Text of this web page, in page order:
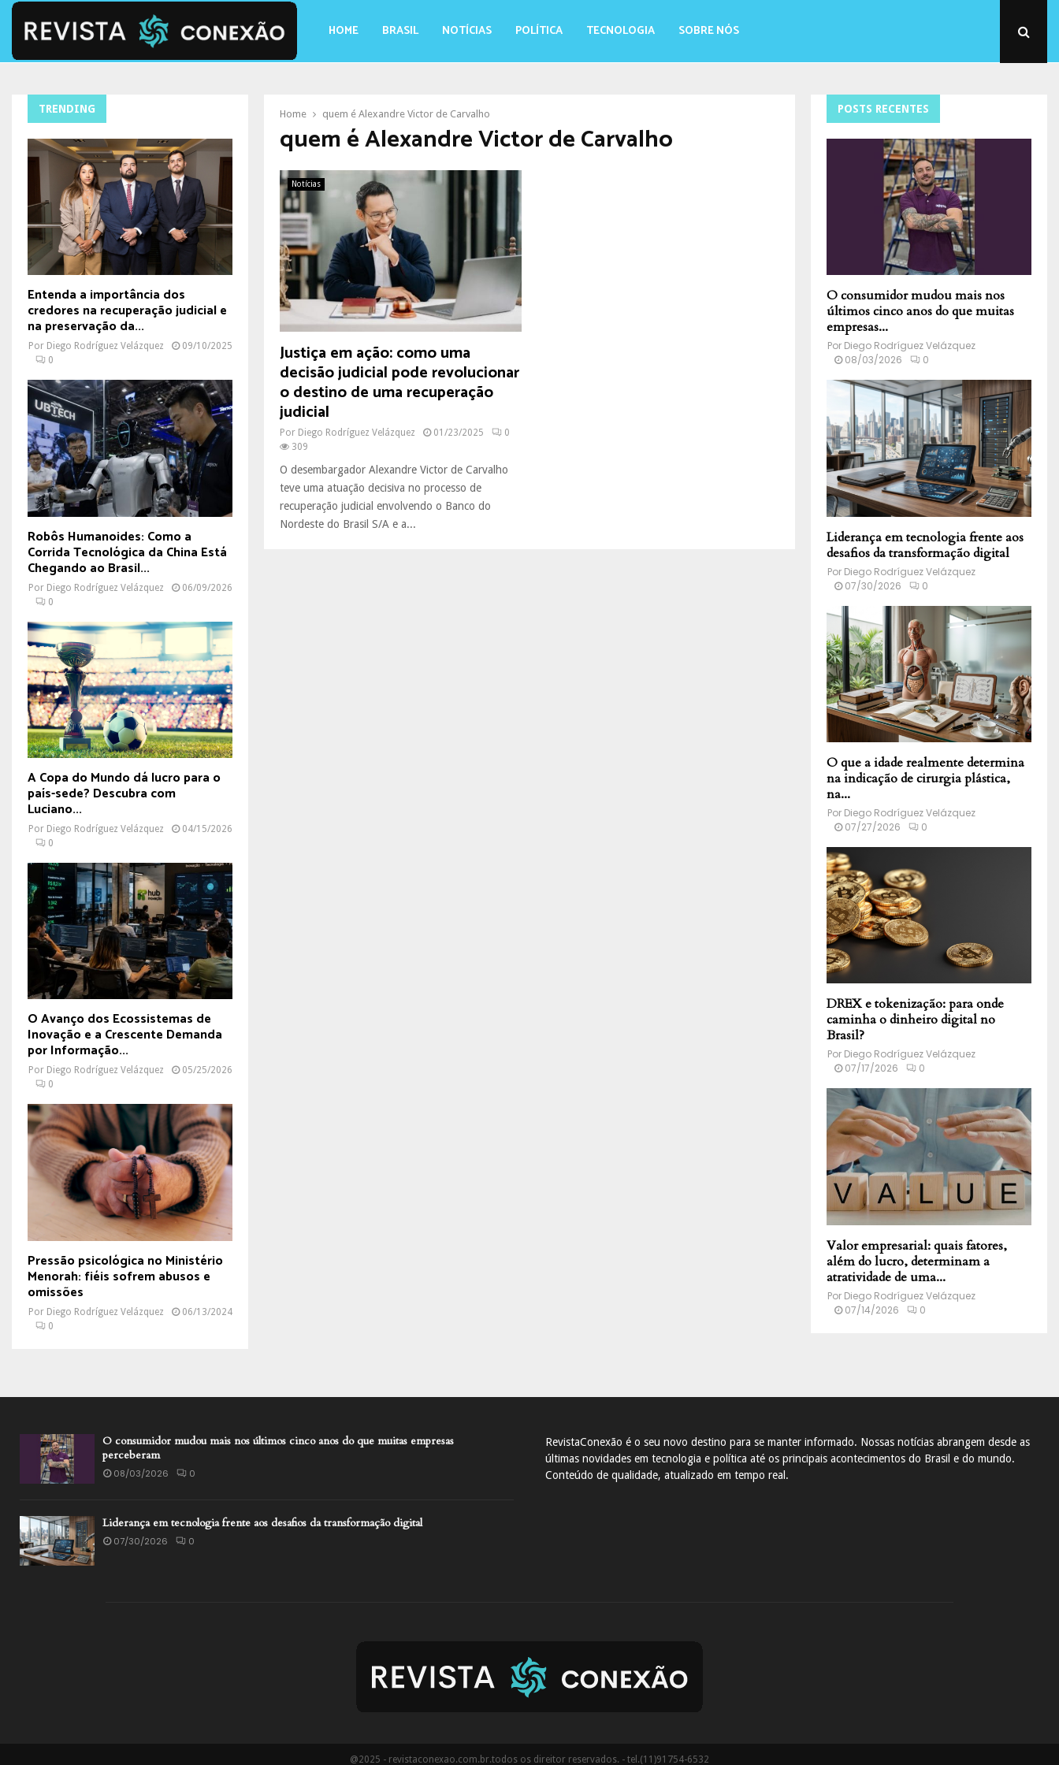
HOME BRASIL NOTÍCIAS POLÍTICA TECNOLOGIA SOBRE NÓS
Home quem é Alexandre Victor de Carvalho
quem é Alexandre Victor de Carvalho
Notícias
Justiça em ação: como uma
decisão judicial pode revolucionar
o destino de uma recuperação
judicial
Por Diego Rodríguez Velázquez 01/23/2025
0
309
O desembargador Alexandre Victor de Carvalho
teve uma atuação decisiva no processo de
recuperação judicial envolvendo o Banco do
Nordeste do Brasil S/A e a...
TRENDING
Entenda a importância dos
credores na recuperação judicial e
na preservação da...
Por Diego Rodríguez Velázquez
09/10/2025
0
Robôs Humanoides: Como a
Corrida Tecnológica da China Está
Chegando ao Brasil...
Por Diego Rodríguez Velázquez
06/09/2026
0
A Copa do Mundo dá lucro para o
país-sede? Descubra com
Luciano...
Por Diego Rodríguez Velázquez
04/15/2026
0
O Avanço dos Ecossistemas de
Inovação e a Crescente Demanda
por Informação...
Por Diego Rodríguez Velázquez
05/25/2026
0
Pressão psicológica no Ministério
Menorah: fiéis sofrem abusos e
omissões
Por Diego Rodríguez Velázquez
06/13/2024
0
POSTS RECENTES
O consumidor mudou mais nos
últimos cinco anos do que muitas
empresas...
Por Diego Rodríguez Velázquez
08/03/2026
0
Liderança em tecnologia frente aos
desafios da transformação digital
Por Diego Rodríguez Velázquez
07/30/2026
0
O que a idade realmente determina
na indicação de cirurgia plástica,
na...
Por Diego Rodríguez Velázquez
07/27/2026
0
DREX e tokenização: para onde
caminha o dinheiro digital no
Brasil?
Por Diego Rodríguez Velázquez
07/17/2026
0
Valor empresarial: quais fatores,
além do lucro, determinam a
atratividade de uma...
Por Diego Rodríguez Velázquez
07/14/2026
0
O consumidor mudou mais nos últimos cinco anos do que muitas empresas
perceberam
08/03/2026 0
Liderança em tecnologia frente aos desafios da transformação digital
07/30/2026 0
RevistaConexão é o seu novo destino para se manter informado. Nossas notícias abrangem desde as
últimas novidades em tecnologia e política até os principais acontecimentos do Brasil e do mundo.
Conteúdo de qualidade, atualizado em tempo real.
@2025 - revistaconexao.com.br.todos os direitor reservados. - tel.(11)91754-6532